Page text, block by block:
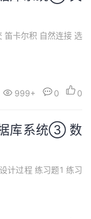
笛卡尔积 自然连接 选
999+ 0 0
据库系统③ 数
计过程 练习题1 练习